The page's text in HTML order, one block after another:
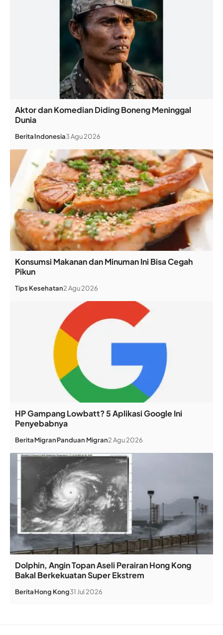
Aktor dan Komedian Diding Boneng Meninggal
Dunia
BeritaIndonesia3 Agu 2026
Konsumsi Makanan dan Minuman Ini Bisa Cegah
Pikun
Tips Kesehatan2 Agu 2026
HP Gampang Lowbatt? 5 Aplikasi Google Ini
Penyebabnya
BeritaMigranPanduan Migran2 Agu 2026
Dolphin, Angin Topan Aseli Perairan Hong Kong
Bakal Berkekuatan Super Ekstrem
BeritaHong Kong31 Jul 2026